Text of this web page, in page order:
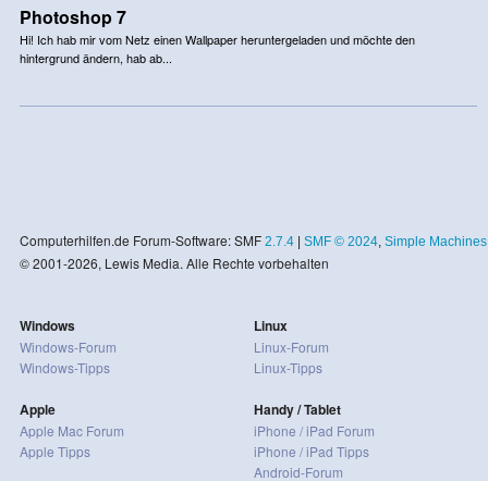
Photoshop 7
Hi! Ich hab mir vom Netz einen Wallpaper heruntergeladen und möchte den
hintergrund ändern, hab ab...
Computerhilfen.de Forum-Software: SMF 2.7.4| SMF © 2024, Simple Machines
© 2001-2026, Lewis Media. Alle Rechte vorbehalten
Windows
Windows-Forum
Windows-Tipps
Apple
Apple Mac Forum
Apple Tipps
Linux
Linux-Forum
Linux-Tipps
Handy / Tablet
iPhone / iPad Forum
iPhone / iPad Tipps
Android-Forum